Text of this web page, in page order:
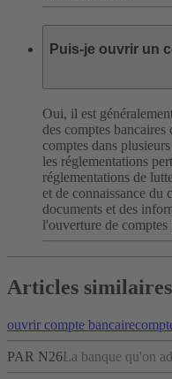
Puis-je ouvrir un
Oui, il est
des comptes
comptes dans
les réglementations
réglementations de
et de connaissance du
documents et des
l'ouverture de
Articles
ouvrir compte bancaire
PAR N26La banque qu'on